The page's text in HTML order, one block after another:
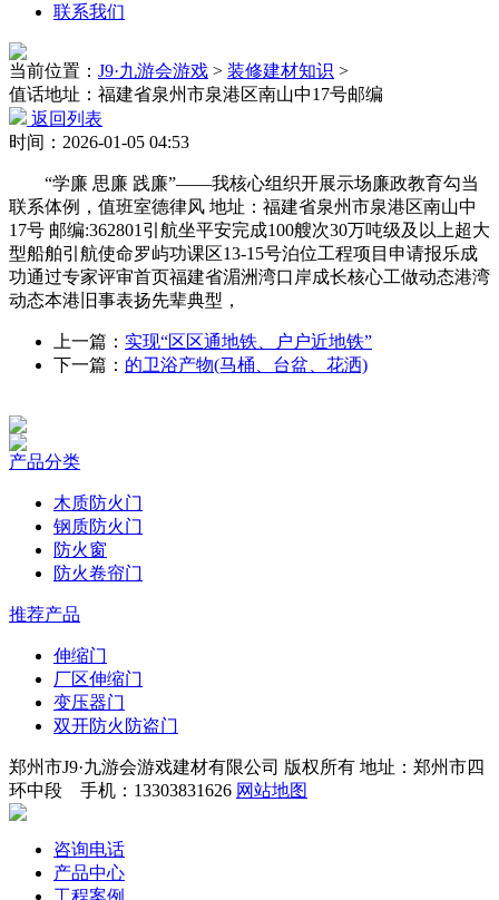
联系我们
当前位置： J9·九游会游戏 > 装修建材知识 >
值话地址：福建省泉州市泉港区南山中17号邮编
返回列表
时间：2026-01-05 04:53
“学廉 思廉 践廉”——我核心组织开展示场廉政教育勾当
联系体例，值班室德律风 地址：福建省泉州市泉港区南山中
17号 邮编:362801引航坐平安完成100艘次30万吨级及以上超大
型船舶引航使命罗屿功课区13-15号泊位工程项目申请报乐成
功通过专家评审首页福建省湄洲湾口岸成长核心工做动态港湾
动态本港旧事表扬先辈典型，
上一篇： 实现“区区通地铁、户户近地铁”
下一篇： 的卫浴产物(马桶、台盆、花洒)
产品分类
木质防火门
钢质防火门
防火窗
防火卷帘门
推荐产品
伸缩门
厂区伸缩门
变压器门
双开防火防盗门
郑州市J9·九游会游戏建材有限公司 版权所有 地址：郑州市四
环中段 手机：13303831626 网站地图
咨询电话
产品中心
工程案例